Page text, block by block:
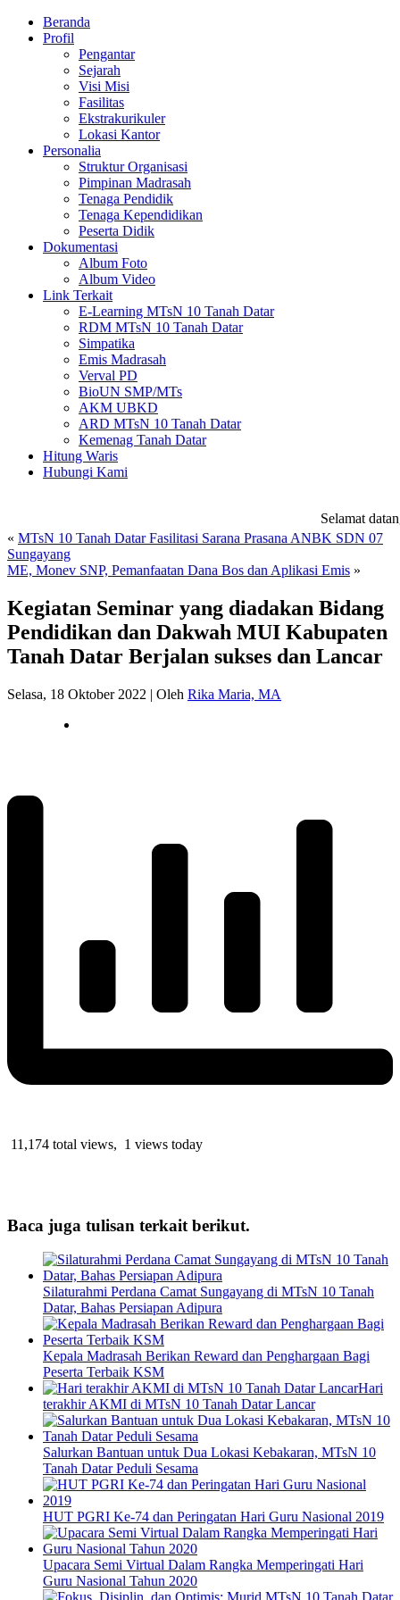
Beranda
Profil
Pengantar
Sejarah
Visi Misi
Fasilitas
Ekstrakurikuler
Lokasi Kantor
Personalia
Struktur Organisasi
Pimpinan Madrasah
Tenaga Pendidik
Tenaga Kependidikan
Peserta Didik
Dokumentasi
Album Foto
Album Video
Link Terkait
E-Learning MTsN 10 Tanah Datar
RDM MTsN 10 Tanah Datar
Simpatika
Emis Madrasah
Verval PD
BioUN SMP/MTs
AKM UBKD
ARD MTsN 10 Tanah Datar
Kemenag Tanah Datar
Hitung Waris
Hubungi Kami
Selamat
« MTsN 10 Tanah Datar Fasilitasi Sarana Prasana ANBK SDN 07
Sungayang
ME, Monev SNP, Pemanfaatan Dana Bos dan Aplikasi Emis »
Kegiatan Seminar yang diadakan Bidang
Pendidikan dan Dakwah MUI Kabupaten
Tanah Datar Berjalan sukses dan Lancar
Selasa, 18 Oktober 2022 | Oleh Rika Maria, MA
11,174 total views, 1 views today
Baca juga tulisan terkait berikut.
Silaturahmi Perdana Camat Sungayang di MTsN 10 Tanah
Datar, Bahas Persiapan Adipura
Kepala Madrasah Berikan Reward dan Penghargaan Bagi
Peserta Terbaik KSM
Hari
terakhir AKMI di MTsN 10 Tanah Datar Lancar
Salurkan Bantuan untuk Dua Lokasi Kebakaran, MTsN 10
Tanah Datar Peduli Sesama
HUT PGRI Ke-74 dan Peringatan Hari Guru Nasional 2019
Upacara Semi Virtual Dalam Rangka Memperingati Hari
Guru Nasional Tahun 2020